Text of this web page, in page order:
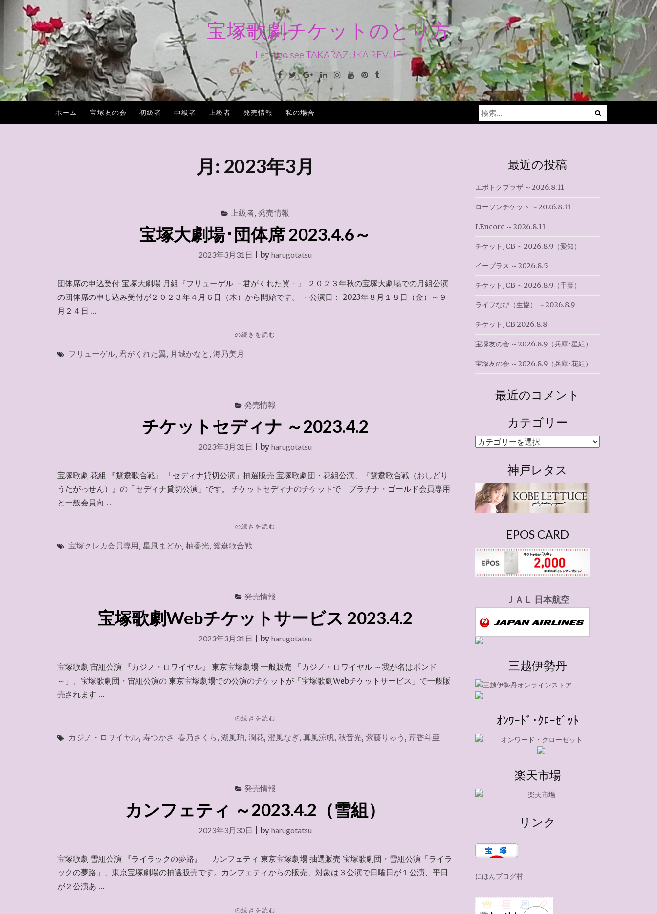
へ
ス
キ
宝塚歌劇チケットのとり方
Let's go see TAKARAZUKA REVUE
Facebook
TwitterGoogle+LinkedinInstagramYoutubePinterest
Tumblr
ホーム 宝塚友の会 初級者 中級者 上級者 発売情報 私の場合
検
索:
月: 2023年3月
上級者, 発売情報
宝塚大劇場･団体席 2023.4.6～
2023年3月31日 |by harugotatsu
団体席の申込受付 宝塚大劇場 月組『フリューゲル －君がくれた翼－』 ２０２３年秋の宝塚大劇場での月組公演
の団体席の申し込み受付が２０２３年４月６日（木）から開始です。 ・公演日： 2023年８月１８日（金）～９
月２４日 …
"宝
大
席
～"
の続きを読む
フリューゲル, 君がくれた翼, 月城かなと , 海乃美月
発売情報
チケットセディナ ～2023.4.2
2023年3月31日 |by harugotatsu
宝塚歌劇 花組 『鴛鴦歌合戦』 「セディナ貸切公演」抽選販売 宝塚歌劇団・花組公演、『鴛鴦歌合戦（おしどり
うたがっせん）』の「セディナ貸切公演」です。 チケットセディナのチケットで プラチナ・ゴールド会員専用
と一般会員向 …
"チ
ッ
ナ
2023.4.2"
の続きを読む
宝塚クレカ会員専用, 星風まどか, 柚香光, 鴛鴦歌合戦
発売情報
宝塚歌劇Webチケットサービス 2023.4.2
2023年3月31日 |by harugotatsu
宝塚歌劇 宙組公演 『カジノ・ロワイヤル』 東京宝塚劇場 一般販売 「カジノ・ロワイヤル ～我が名はボンド
～」、宝塚歌劇団・宙組公演の 東京宝塚劇場での公演のチケットが「宝塚歌劇Webチケットサービス」で一般販
売されます …
"宝
歌
ッ
サ
ビ
の続きを読む
カジノ・ロワイヤル, 寿つかさ , 春乃さくら, 湖風珀, 潤花, 澄風なぎ, 真風涼帆, 秋音光, 紫藤りゅう , 芹香斗亜
発売情報
カンフェティ ～2023.4.2（雪組）
2023年3月30日 |by harugotatsu
宝塚歌劇 雪組公演 『ライラックの夢路』 カンフェティ 東京宝塚劇場 抽選販売 宝塚歌劇団・雪組公演「ライラ
ックの夢路」、東京宝塚劇場の抽選販売です。カンフェティからの販売、対象は３公演で日曜日が１公演、平日
が２公演あ …
"カ
の続きを読む
最近の投稿
エポトクプラザ ～2026.8.11
ローソンチケット ～2026.8.11
LEncore ～2026.8.11
チケットJCB ～2026.8.9（愛知）
イープラス ～2026.8.5
チケットJCB ～2026.8.9（千葉）
ライフなび（生協） ～2026.8.9
チケットJCB 2026.8.8
宝塚友の会 ～2026.8.9（兵庫･星組）
宝塚友の会 ～2026.8.9（兵庫･花組）
最近のコメント
カテゴリー
カ
ー
神戸レタス
EPOS CARD
ＪＡＬ 日本航空
三越伊勢丹
ｵﾝﾜｰﾄﾞ･ｸﾛｰｾﾞｯﾄ
楽天市場
リンク
にほんブログ村